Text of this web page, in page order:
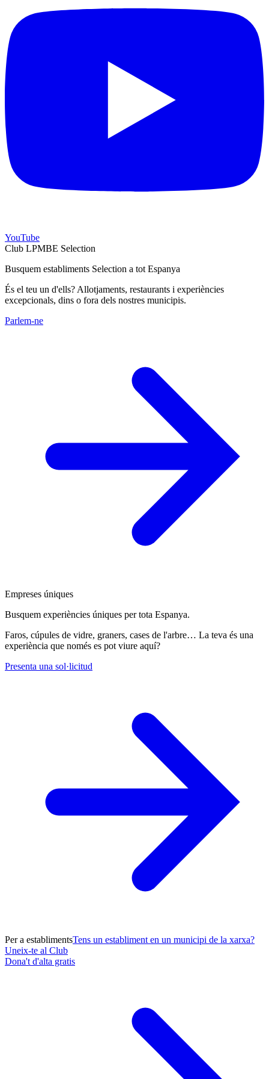
YouTube
Club LPMBE Selection
Busquem establiments Selection a tot Espanya
És el teu un d'ells? Allotjaments, restaurants i experiències
excepcionals, dins o fora dels nostres municipis.
Parlem-ne
Empreses úniques
Busquem experiències úniques per tota Espanya.
Faros, cúpules de vidre, graners, cases de l'arbre… La teva és una
experiència que només es pot viure aquí?
Presenta una sol·licitud
Per a establimentsTens un establiment en un municipi de la xarxa?
Uneix-te al Club
Dona't d'alta gratis